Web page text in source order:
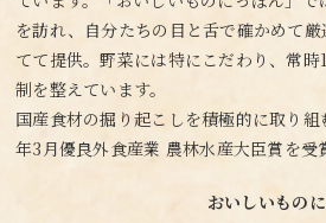
を訪れ、自分たちの目と舌で確かめて
てて提供。野菜には特にこだわり、常
制を整えています。
国産食材の掘り起こしを積極的に取り
年3月優良外食産業 農林水産大臣賞を受
おいしいもの